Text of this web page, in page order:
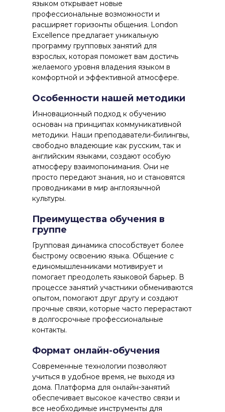
языком открывает новые
профессиональные возможности и
расширяет горизонты общения. London
Excellence предлагает уникальную
программу групповых занятий для
взрослых, которая поможет вам достичь
желаемого уровня владения языком в
комфортной и эффективной атмосфере.
Особенности нашей методики
Инновационный подход к обучению
основан на принципах коммуникативной
методики. Наши преподаватели-билингвы,
свободно владеющие как русским, так и
английским языками, создают особую
атмосферу взаимопонимания. Они не
просто передают знания, но и становятся
проводниками в мир англоязычной
культуры.
Преимущества обучения в
группе
Групповая динамика способствует более
быстрому освоению языка. Общение с
единомышленниками мотивирует и
помогает преодолеть языковой барьер. В
процессе занятий участники обмениваются
опытом, помогают друг другу и создают
прочные связи, которые часто перерастают
в долгосрочные профессиональные
контакты.
Формат онлайн-обучения
Современные технологии позволяют
учиться в удобное время, не выходя из
дома. Платформа для онлайн-занятий
обеспечивает высокое качество связи и
все необходимые инструменты для